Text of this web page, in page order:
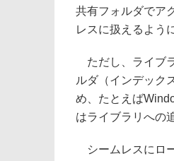
共有フォルダでア
レスに扱えるよう
ただし、ライブ
ルダ（インデック
め、たとえば
はライブラリへの
シームレスにロ